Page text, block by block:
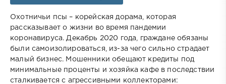
Охотничьи псы – корейская дорама, которая
рассказывает о жизни во время пандемии
коронавируса. Декабрь 2020 года, граждане обязаны
были самоизолироваться, из-за чего сильно страдает
малый бизнес. Мошенники обещают кредиты под
минимальные проценты и хозяйка кафе в последствии
сталкивается с агрессивными коллекторами: